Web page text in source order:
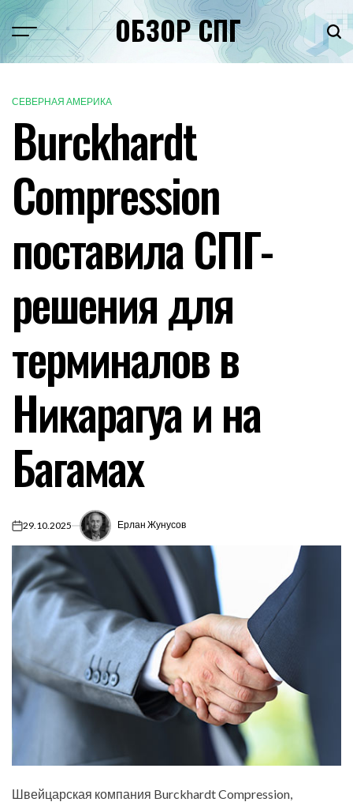
Перейти
к
содержимому
Меню ОБЗОР СПГ
ОПУБЛИКОВАНО
В
СЕВЕРНАЯ АМЕРИКА
Burckhardt
Compression
поставила СПГ-
решения для
терминалов в
Никарагуа и на
Багамах
on29.10.2025 Ерлан Жунусов
Швейцарская компания Burckhardt Compression,